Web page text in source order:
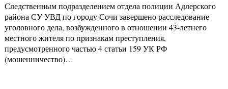
Следственным подразделением отдела полиции Адлерского
района СУ УВД по городу Сочи завершено расследование
уголовного дела, возбужденного в отношении 43-летнего
местного жителя по признакам преступления,
предусмотренного частью 4 статьи 159 УК РФ
(мошенничество)…